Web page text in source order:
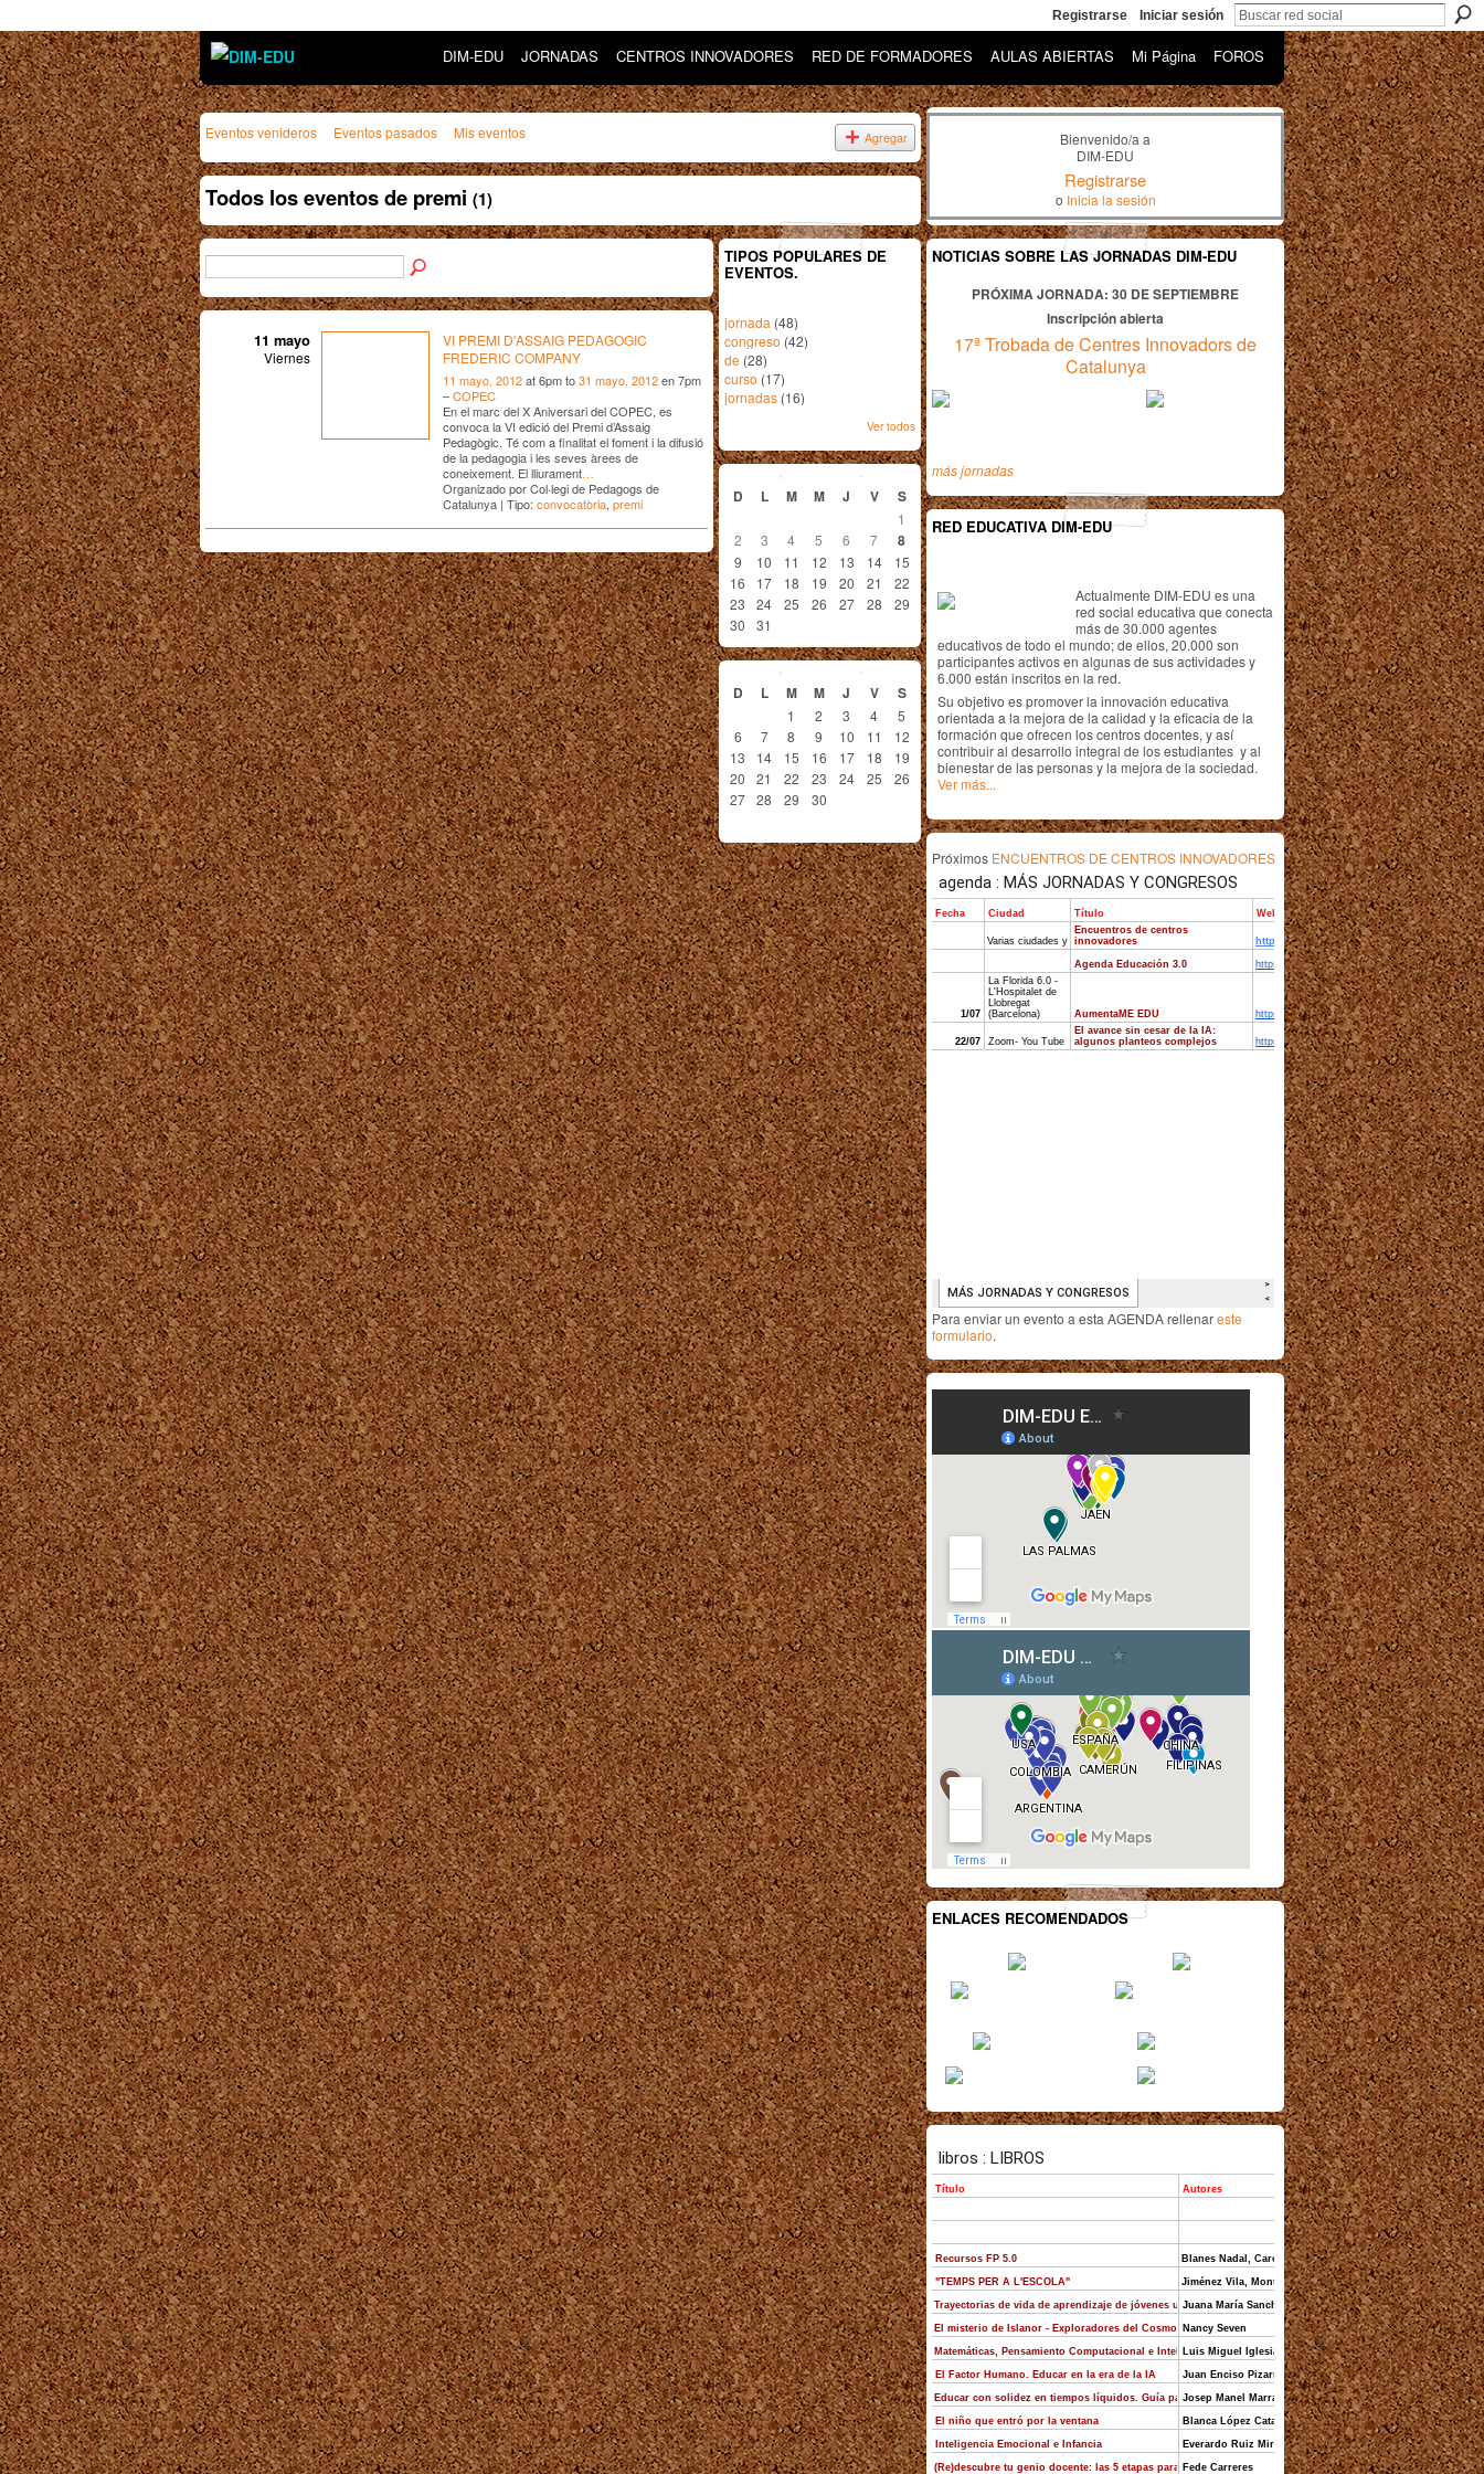
Registrarse Iniciar sesión
DIM-EDU JORNADAS CENTROS INNOVADORES RED DE FORMADORES AULAS ABIERTAS Mi Página FOROS
Eventos venideros Eventos pasados Mis eventos Agregar
Todos los eventos de premi (1)
11 mayo
Viernes
VI PREMI D'ASSAIG PEDAGOGIC
FREDERIC COMPANY
11 mayo, 2012at 6pm to31 mayo, 2012en 7pm
–COPEC
En el marc del X Aniversari del COPEC, es
convoca la VI edició del Premi d’Assaig
Pedagògic. Té com a finalitat el foment i la difusió
de la pedagogia i les seves àrees de
coneixement. El lliurament…
Organizado por Col·legi de Pedagogs de
Catalunya | Tipo: convocatòria, premi
TIPOS POPULARES DE
EVENTOS.
jornada (48)
congreso (42)
de (28)
curso (17)
jornadas (16)
Ver todos
agosto 2026
D L M M J V S
1
2
3 4 5 6 7 8
9 10 11 12 13 14
15
16
17 18 19 20 21
22
23
24 25 26 27 28
29
30
31
septiembre 2026
D L M M J V S
1 2 3 4
5
6
7 8 9 10 11
12
13
14 15 16 17 18
19
20
21 22 23 24 25
26
27 28 29 30
Bienvenido/a a
DIM-EDU
Registrarse
o Inicia la sesión
NOTICIAS SOBRE LAS JORNADAS DIM-EDU
PRÓXIMA JORNADA: 30 DE SEPTIEMBRE
Inscripción abierta
17ª Trobada de Centres Innovadors de
Catalunya
más jornadas
RED EDUCATIVA DIM-EDU
Actualmente DIM-EDU es una
red social educativa que conecta
más de 30.000 agentes
educativos de todo el mundo; de ellos, 20.000 son
participantes activos en algunas de sus actividades y
6.000 están inscritos en la red.
Su objetivo es promover la innovación educativa
orientada a la mejora de la calidad y la eficacia de la
formación que ofrecen los centros docentes, y así
contribuir al desarrollo integral de los estudiantes y al
bienestar de las personas y la mejora de la sociedad.
Ver más...
Próximos ENCUENTROS DE CENTROS INNOVADORES
Para enviar un evento a esta AGENDA rellenareste
formulario.
ENLACES RECOMENDADOS